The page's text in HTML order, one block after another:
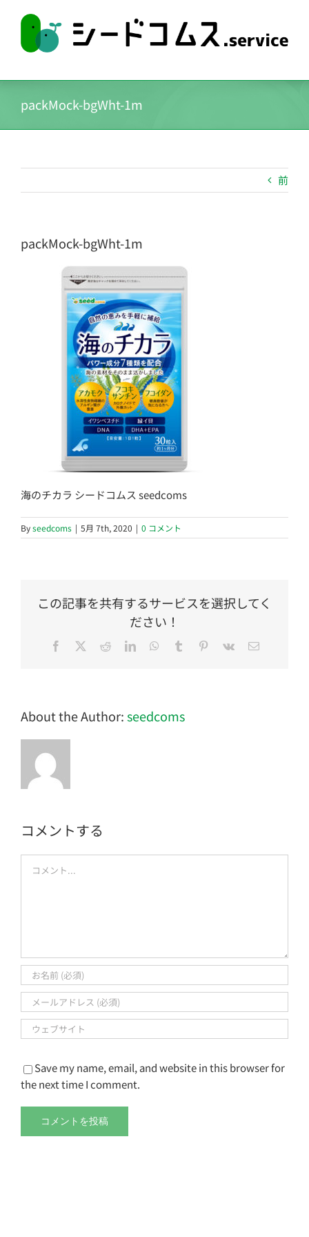
content
packMock-bgWht-1m
前
packMock-bgWht-1m
海のチカラ シードコムス seedcoms
Byseedcoms | 5月 7th, 2020 | 0 コメント
この記事を共有するサービスを選択してく
ださい！
Facebook
TwitterRedditLinkedInWhatsApp
Tumblr Pinterest
Vk
電
About the Author:seedcoms
コメントする
Save my name, email, and website in this browser for
the next time I comment.